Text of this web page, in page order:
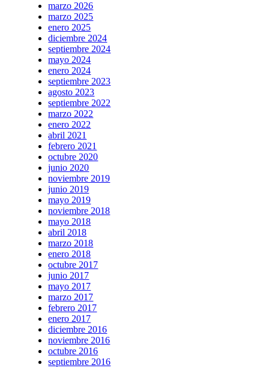
marzo 2026
marzo 2025
enero 2025
diciembre 2024
septiembre 2024
mayo 2024
enero 2024
septiembre 2023
agosto 2023
septiembre 2022
marzo 2022
enero 2022
abril 2021
febrero 2021
octubre 2020
junio 2020
noviembre 2019
junio 2019
mayo 2019
noviembre 2018
mayo 2018
abril 2018
marzo 2018
enero 2018
octubre 2017
junio 2017
mayo 2017
marzo 2017
febrero 2017
enero 2017
diciembre 2016
noviembre 2016
octubre 2016
septiembre 2016